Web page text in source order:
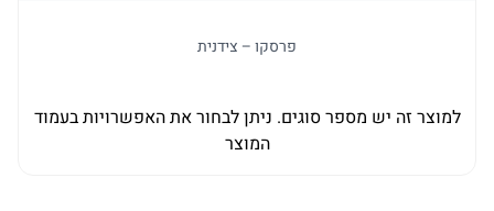
פרסקו – צידנית
למוצר זה יש מספר סוגים. ניתן לבחור את האפשרויות בעמוד
המוצר